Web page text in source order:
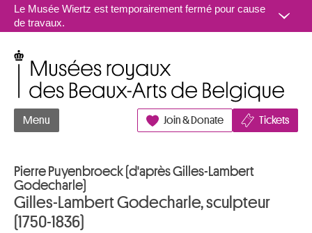
Aller au contenu
Le Musée Wiertz est temporairement fermé pour cause
de travaux.
Menu Join & Donate Tickets
Pierre Puyenbroeck (d'après Gilles-Lambert
Godecharle)
Gilles-Lambert Godecharle, sculpteur
(1750-1836)